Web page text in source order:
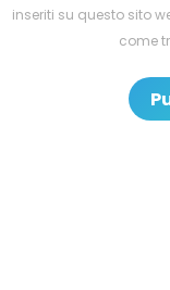
inseriti su questo sito
come